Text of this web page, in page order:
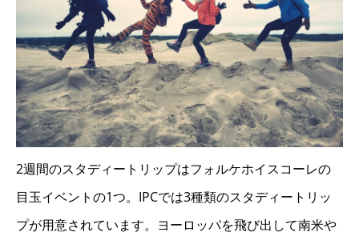
2週間のスタディートリップはフォルケホイスコーレの
目玉イベントの1つ。IPCでは3種類のスタディートリッ
プが用意されています。ヨーロッパを飛び出して南米や